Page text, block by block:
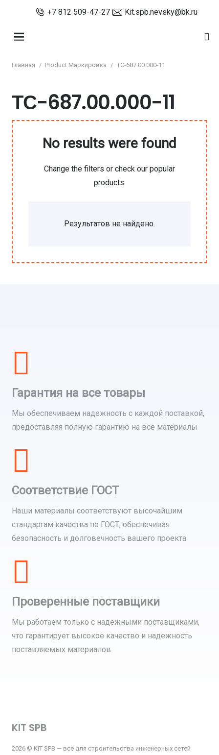
+7 812 509-47-27 Kit.spb.nevsky@bk.ru
Главная / Product Маркировка / ТС-687.00.000-11
ТС-687.00.000-11
No results were found
Change the filters or check our popular
products:
Результатов не найдено.
Гарантия на все товары
Мы обеспечиваем надежность с каждой поставкой,
предоставляя полную гарантию на все материалы
Соответствие ГОСТ
Наши материалы соответствуют высочайшим
стандартам качества по ГОСТ, обеспечивая
безопасность и долговечность вашего проекта
Проверенные поставщики
Мы работаем только с надежными поставщиками,
что гарантирует высокое качество и надежность
поставляемых материалов
KIT SPB
2026 © KIT SPB — все для строительства инженерных сетей